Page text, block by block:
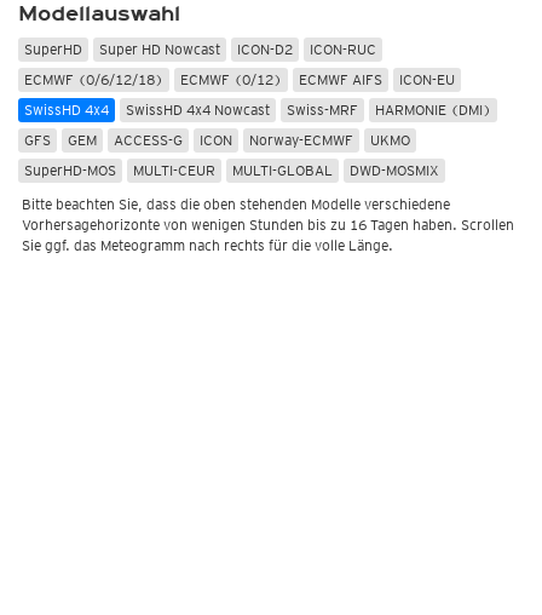
Modellauswahl
SuperHD Super HD Nowcast ICON-D2
ICON-RUC
ECMWF (0/6/12/18)
ECMWF (0/12) ECMWF AIFS
ICON-EU
SwissHD 4x4
SwissHD 4x4 Nowcast Swiss-MRF
HARMONIE (DMI)
GFS
GEM ACCESS-G ICON Norway-ECMWF
UKMO
SuperHD-MOS
MULTI-CEUR MULTI-GLOBAL DWD-MOSMIX
Bitte beachten Sie, dass die oben stehenden Modelle verschiedene
Vorhersagehorizonte von wenigen Stunden bis zu 16 Tagen haben. Scrollen
Sie ggf. das Meteogramm nach rechts für die volle Länge.